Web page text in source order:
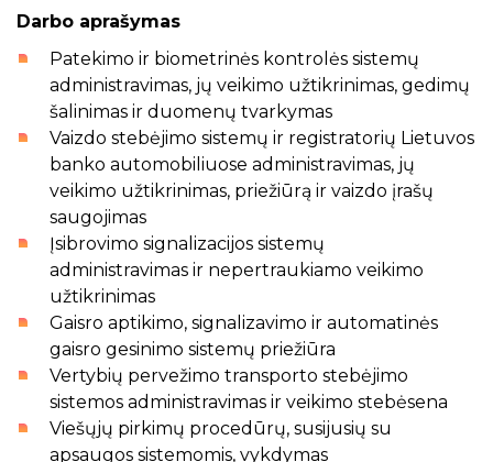
Darbo aprašymas
Patekimo ir biometrinės kontrolės sistemų
administravimas, jų veikimo užtikrinimas, gedimų
šalinimas ir duomenų tvarkymas
Vaizdo stebėjimo sistemų ir registratorių Lietuvos
banko automobiliuose administravimas, jų
veikimo užtikrinimas, priežiūrą ir vaizdo įrašų
saugojimas
Įsibrovimo signalizacijos sistemų
administravimas ir nepertraukiamo veikimo
užtikrinimas
Gaisro aptikimo, signalizavimo ir automatinės
gaisro gesinimo sistemų priežiūra
Vertybių pervežimo transporto stebėjimo
sistemos administravimas ir veikimo stebėsena
Viešųjų pirkimų procedūrų, susijusių su
apsaugos sistemomis, vykdymas